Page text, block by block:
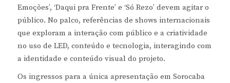
Emoções’, ‘Daqui pra Frente’ e ‘Só Rezo’ devem agitar o
público. No palco, referências de shows internacionais
que exploram a interação com público e a criatividade
no uso de LED, conteúdo e tecnologia, interagindo com
a identidade e conteúdo visual do projeto.
Os ingressos para a única apresentação em Sorocaba